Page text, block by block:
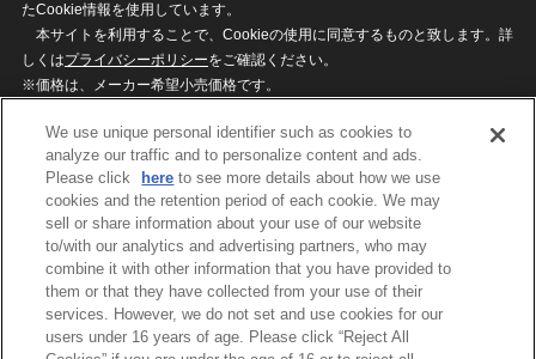
たCookie情報を使用しています。
本サイトを利用することで、Cookieの使用に同意するものと致します。詳
しくはプライバシーポリシーをご確認ください。
※価格は、メーカー希望小売価格です。
ざいますのでご了承ください。
privacypolicy
Do Not Sell or Share My
Personal Information
ウェブサイトご利用条件
ソーシャルメディアポリシー
個人情報保護方針
お問い合わせ
We use unique personal identifier such as cookies to
analyze our traffic and to personalize content and ads.
Please click
here to see more details about how we use
cookies and the retention period of each cookie. We may
sell or share information about your use of our website
to/with our analytics and advertising partners, who may
combine it with other information that you have provided to
them or that they have collected from your use of their
services. However, we do not set and use cookies for our
users under 16 years of age. Please click “Reject All